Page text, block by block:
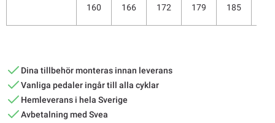
160
166
172
179
185
Dina tillbehör monteras innan leverans
Vanliga pedaler ingår till alla cyklar
Hemleverans i hela Sverige
Avbetalning med Svea